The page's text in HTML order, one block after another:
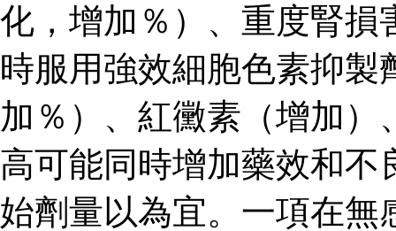
化，增加％）、重度腎損
時服用強效細胞色素抑
加％）、紅黴素（增加
高可能同時增加藥效和不
始劑量以為宜。一項在無